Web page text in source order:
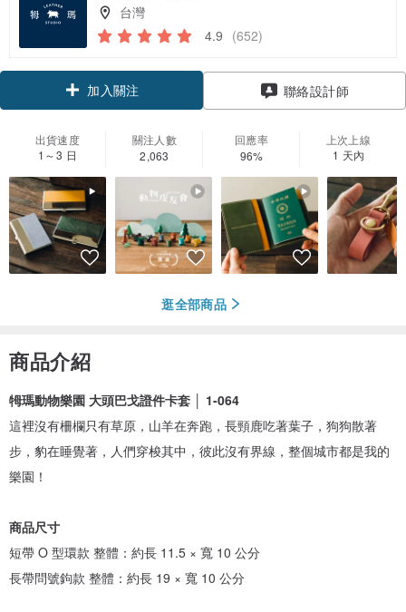
台灣
4.9 (652)
加入關注 聯絡設計師
出貨速度
1～3 日
關注人數
2,063
回應率
96%
上次上線
1 天內
逛全部商品
商品介紹
牳瑪動物樂園 大頭巴戈證件卡套 │ 1-064
這裡沒有柵欄只有草原，山羊在奔跑，長頸鹿吃著葉子，狗狗散著
步，豹在睡覺著，人們穿梭其中，彼此沒有界線，整個城市都是我的
樂園！
商品尺寸
短帶 O 型環款 整體：約長 11.5 × 寬 10 公分
長帶問號鉤款 整體：約長 19 × 寬 10 公分